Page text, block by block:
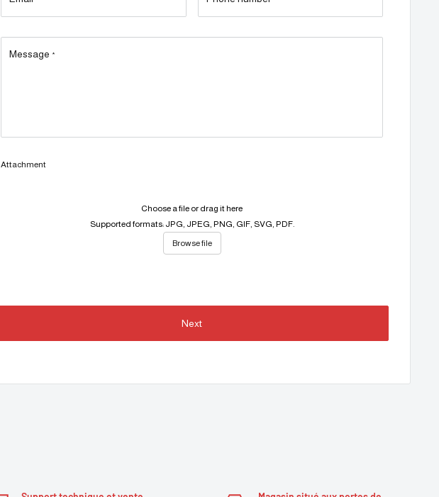
Message *
Attachment
Choose a file or drag it here
Supported formats: JPG, JPEG, PNG, GIF, SVG, PDF.
Browse file
Next